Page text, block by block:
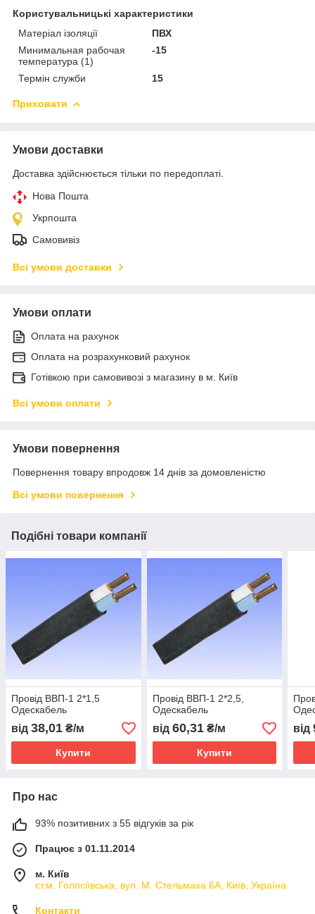
Користувальницькі характеристики
Матеріал ізоляції
ПВХ
Минимальная рабочая
температура (1)
-15
Термін служби 15
Приховати
Умови доставки
Доставка здійснюється тільки по передоплаті.
Нова Пошта
Укрпошта
Самовивіз
Всі умови доставки
Умови оплати
Оплата на рахунок
Оплата на розрахунковий рахунок
Готівкою при самовивозі з магазину в м. Київ
Всі умови оплати
Умови повернення
Повернення товару впродовж 14 днів за домовленістю
Всі умови повернення
Подібні товари компанії
Провід ВВП-1 2*1,5
Одескабель
від 38,01 ₴/м
Купити
Провід ВВП-1 2*2,5,
Одескабель
від 60,31₴/м
Купити
від
Про нас
93% позитивних з 55 відгуків за рік
Працює з 01.11.2014
м. Київ
ст.м. Голосіївська, вул. М. Стельмаха 6А, Київ, Україна
Контакти